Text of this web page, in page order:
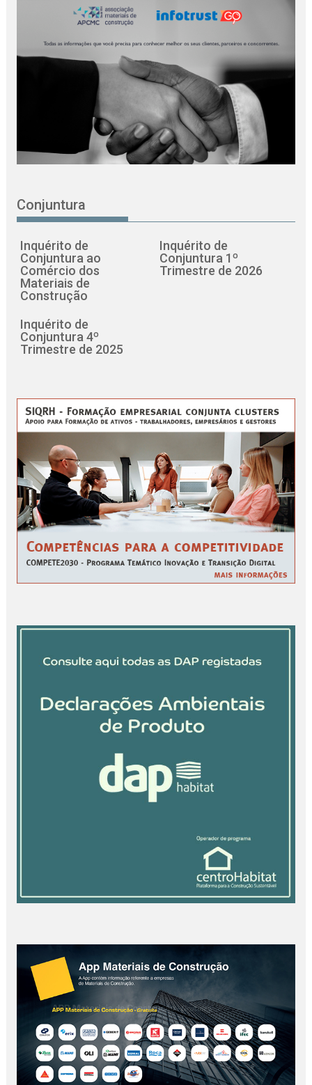
Conjuntura
Inquérito de
Conjuntura ao
Comércio dos
Materiais de
Construção
Inquérito de
Conjuntura 1º
Trimestre de 2026
Inquérito de
Conjuntura 4º
Trimestre de 2025